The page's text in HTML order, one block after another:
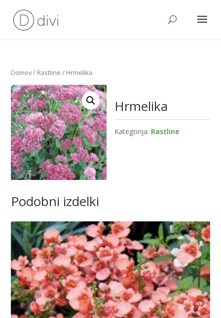
Domov/ Rastline / Hrmelika
Hrmelika
Kategorija: Rastline
Podobni izdelki